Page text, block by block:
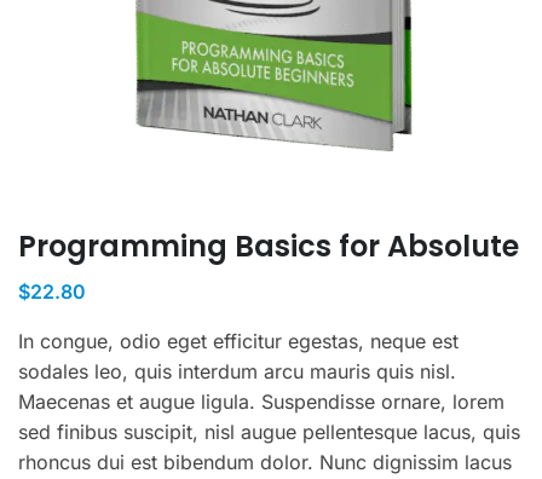
Programming Basics for Absolute
$22.80
In congue, odio eget efficitur egestas, neque est
sodales leo, quis interdum arcu mauris quis nisl.
Maecenas et augue ligula. Suspendisse ornare, lorem
sed finibus suscipit, nisl augue pellentesque lacus, quis
rhoncus dui est bibendum dolor. Nunc dignissim lacus